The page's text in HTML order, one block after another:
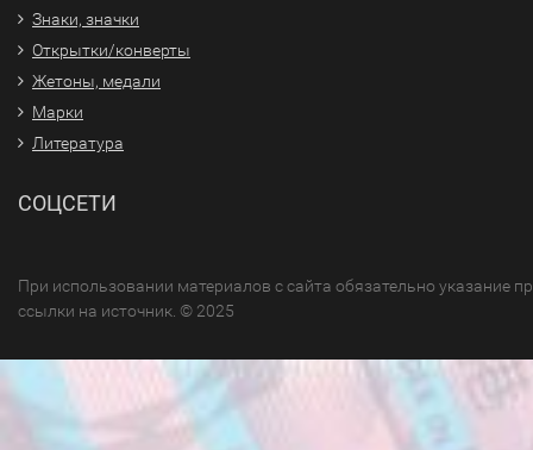
Знаки, значки
Открытки/конверты
Жетоны, медали
Марки
Литература
СОЦСЕТИ
При использовании материалов с сайта обязательно указание
ссылки на источник. © 2025